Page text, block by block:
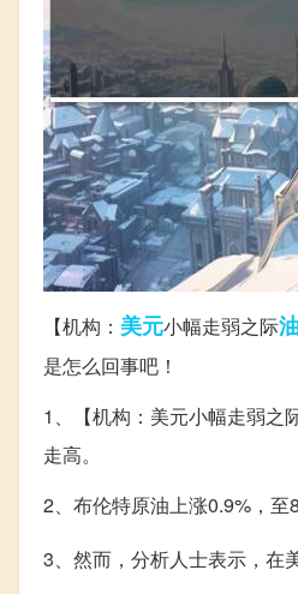
【机构： 美元小幅走弱之际
是怎么回事吧！
1、【机构：美元小幅走弱之
走高。
2、布伦特原油上涨0.9%，至
3、然而，分析人士表示，在